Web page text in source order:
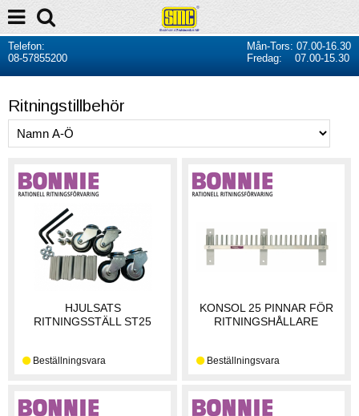
Telefon:
08-57855200
Mån-Tors: 07.00-16.30
Fredag: 07.00-15.30
Ritningstillbehör
HJULSATS
RITNINGSSTÄLL ST25
KONSOL 25 PINNAR FÖR
RITNINGSHÅLLARE